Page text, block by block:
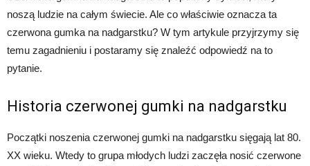
noszą ludzie na całym świecie. Ale co właściwie oznacza ta
czerwona gumka na nadgarstku? W tym artykule przyjrzymy się
temu zagadnieniu i postaramy się znaleźć odpowiedź na to
pytanie.
Historia czerwonej gumki na nadgarstku
Początki noszenia czerwonej gumki na nadgarstku sięgają lat 80.
XX wieku. Wtedy to grupa młodych ludzi zaczęła nosić czerwone